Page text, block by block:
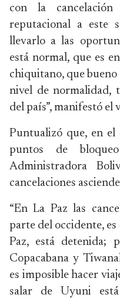
con la
reputacional a este
llevarlo a las
está normal, que es
chiquitano, que
nivel de normalidad,
del país”, manifestó el
Puntualizó que, en el
puntos de
Administradora
cancelaciones
“En La Paz las
parte del occidente,
Paz, está detenida;
Copacabana y
es imposible hacer
salar de Uyuni